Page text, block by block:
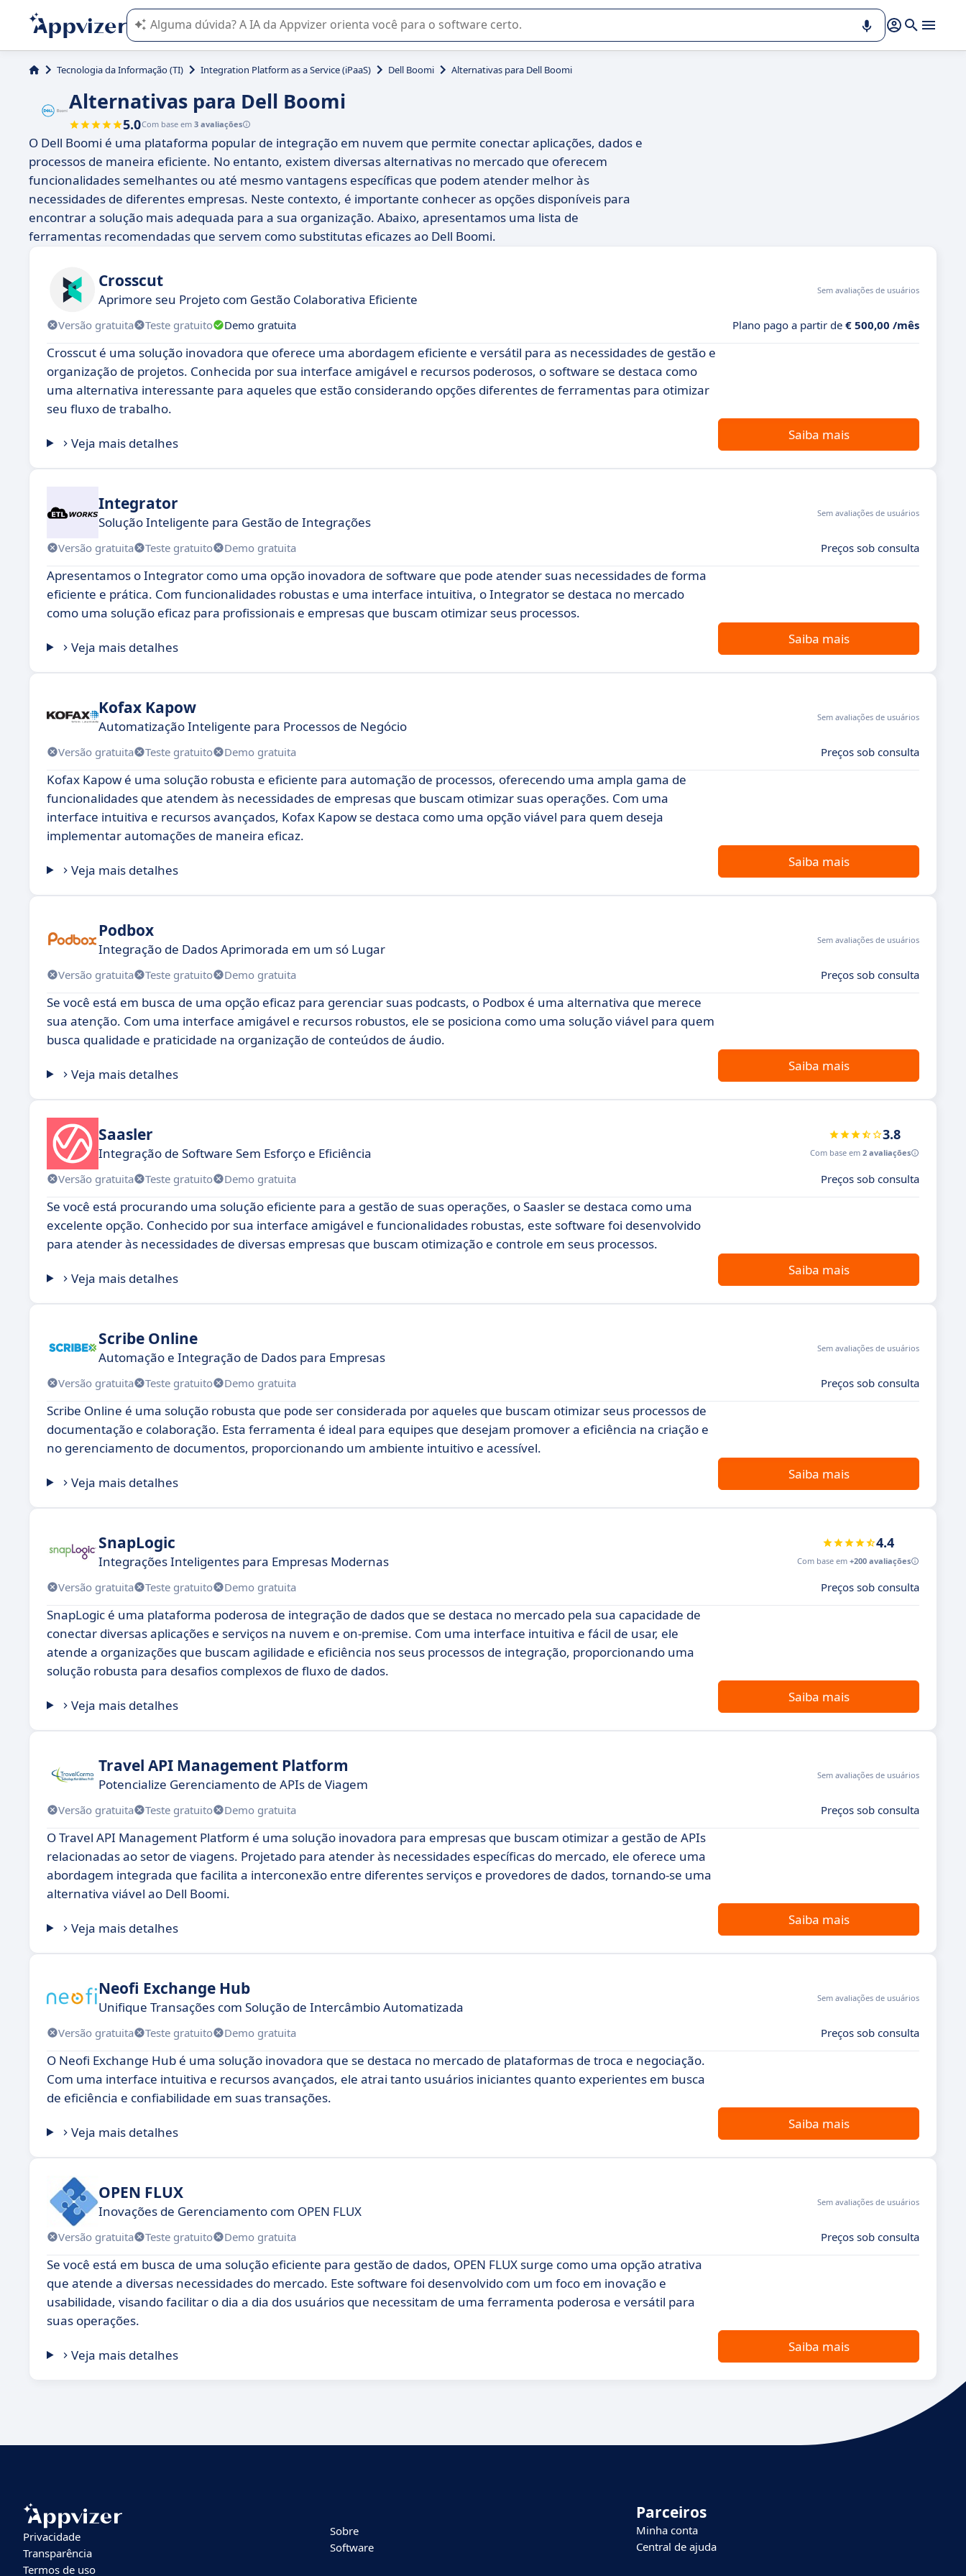
A IA do Appvizer o orienta no uso ou na seleção de software SaaS para sua empresa.
Tecnologia da Informação (TI) Integration Platform as a Service (iPaaS) Dell Boomi Alternativas para Dell Boomi
Alternativas para Dell Boomi
5.0Com base em 3 avaliações
O Dell Boomi é uma plataforma popular de integração em nuvem que permite conectar aplicações, dados e
processos de maneira eficiente. No entanto, existem diversas alternativas no mercado que oferecem
funcionalidades semelhantes ou até mesmo vantagens específicas que podem atender melhor às
necessidades de diferentes empresas. Neste contexto, é importante conhecer as opções disponíveis para
encontrar a solução mais adequada para a sua organização. Abaixo, apresentamos uma lista de
ferramentas recomendadas que servem como substitutas eficazes ao Dell Boomi.
Crosscut
Aprimore seu Projeto com Gestão Colaborativa Eficiente
Sem avaliações de usuários
Versão gratuita Teste gratuito Demo gratuita Plano pago a partir de € 500,00 /mês
Crosscut é uma solução inovadora que oferece uma abordagem eficiente e versátil para as necessidades de gestão e
organização de projetos. Conhecida por sua interface amigável e recursos poderosos, o software se destaca como
uma alternativa interessante para aqueles que estão considerando opções diferentes de ferramentas para otimizar
seu fluxo de trabalho.
Veja mais detalhes
Saiba mais
Integrator
Solução Inteligente para Gestão de Integrações
Sem avaliações de usuários
Versão gratuita Teste gratuito Demo gratuita Preços sob consulta
Apresentamos o Integrator como uma opção inovadora de software que pode atender suas necessidades de forma
eficiente e prática. Com funcionalidades robustas e uma interface intuitiva, o Integrator se destaca no mercado
como uma solução eficaz para profissionais e empresas que buscam otimizar seus processos.
Veja mais detalhes
Saiba mais
Kofax Kapow
Automatização Inteligente para Processos de Negócio
Sem avaliações de usuários
Versão gratuita Teste gratuito Demo gratuita Preços sob consulta
Kofax Kapow é uma solução robusta e eficiente para automação de processos, oferecendo uma ampla gama de
funcionalidades que atendem às necessidades de empresas que buscam otimizar suas operações. Com uma
interface intuitiva e recursos avançados, Kofax Kapow se destaca como uma opção viável para quem deseja
implementar automações de maneira eficaz.
Veja mais detalhes
Saiba mais
Podbox
Integração de Dados Aprimorada em um só Lugar
Sem avaliações de usuários
Versão gratuita Teste gratuito Demo gratuita Preços sob consulta
Se você está em busca de uma opção eficaz para gerenciar suas podcasts, o Podbox é uma alternativa que merece
sua atenção. Com uma interface amigável e recursos robustos, ele se posiciona como uma solução viável para quem
busca qualidade e praticidade na organização de conteúdos de áudio.
Veja mais detalhes
Saiba mais
Saasler
Integração de Software Sem Esforço e Eficiência
3.8
Com base em 2 avaliações
Versão gratuita Teste gratuito Demo gratuita Preços sob consulta
Se você está procurando uma solução eficiente para a gestão de suas operações, o Saasler se destaca como uma
excelente opção. Conhecido por sua interface amigável e funcionalidades robustas, este software foi desenvolvido
para atender às necessidades de diversas empresas que buscam otimização e controle em seus processos.
Veja mais detalhes
Saiba mais
Scribe Online
Automação e Integração de Dados para Empresas
Sem avaliações de usuários
Versão gratuita Teste gratuito Demo gratuita Preços sob consulta
Scribe Online é uma solução robusta que pode ser considerada por aqueles que buscam otimizar seus processos de
documentação e colaboração. Esta ferramenta é ideal para equipes que desejam promover a eficiência na criação e
no gerenciamento de documentos, proporcionando um ambiente intuitivo e acessível.
Veja mais detalhes
Saiba mais
SnapLogic
Integrações Inteligentes para Empresas Modernas
4.4
Com base em +200 avaliações
Versão gratuita Teste gratuito Demo gratuita Preços sob consulta
SnapLogic é uma plataforma poderosa de integração de dados que se destaca no mercado pela sua capacidade de
conectar diversas aplicações e serviços na nuvem e on-premise. Com uma interface intuitiva e fácil de usar, ele
atende a organizações que buscam agilidade e eficiência nos seus processos de integração, proporcionando uma
solução robusta para desafios complexos de fluxo de dados.
Veja mais detalhes
Saiba mais
Travel API Management Platform
Potencialize Gerenciamento de APIs de Viagem
Sem avaliações de usuários
Versão gratuita Teste gratuito Demo gratuita Preços sob consulta
O Travel API Management Platform é uma solução inovadora para empresas que buscam otimizar a gestão de APIs
relacionadas ao setor de viagens. Projetado para atender às necessidades específicas do mercado, ele oferece uma
abordagem integrada que facilita a interconexão entre diferentes serviços e provedores de dados, tornando-se uma
alternativa viável ao Dell Boomi.
Veja mais detalhes
Saiba mais
Neofi Exchange Hub
Unifique Transações com Solução de Intercâmbio Automatizada
Sem avaliações de usuários
Versão gratuita Teste gratuito Demo gratuita Preços sob consulta
O Neofi Exchange Hub é uma solução inovadora que se destaca no mercado de plataformas de troca e negociação.
Com uma interface intuitiva e recursos avançados, ele atrai tanto usuários iniciantes quanto experientes em busca
de eficiência e confiabilidade em suas transações.
Veja mais detalhes
Saiba mais
OPEN FLUX
Inovações de Gerenciamento com OPEN FLUX
Sem avaliações de usuários
Versão gratuita Teste gratuito Demo gratuita Preços sob consulta
Se você está em busca de uma solução eficiente para gestão de dados, OPEN FLUX surge como uma opção atrativa
que atende a diversas necessidades do mercado. Este software foi desenvolvido com um foco em inovação e
usabilidade, visando facilitar o dia a dia dos usuários que necessitam de uma ferramenta poderosa e versátil para
suas operações.
Veja mais detalhes
Saiba mais
Privacidade
Transparência
Termos de uso
Sobre
Software
Parceiros
Minha conta
Central de ajuda